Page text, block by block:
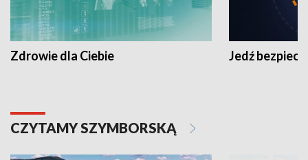
Zdrowie dla Ciebie Jedź
CZYTAMY SZYMBORSKĄ